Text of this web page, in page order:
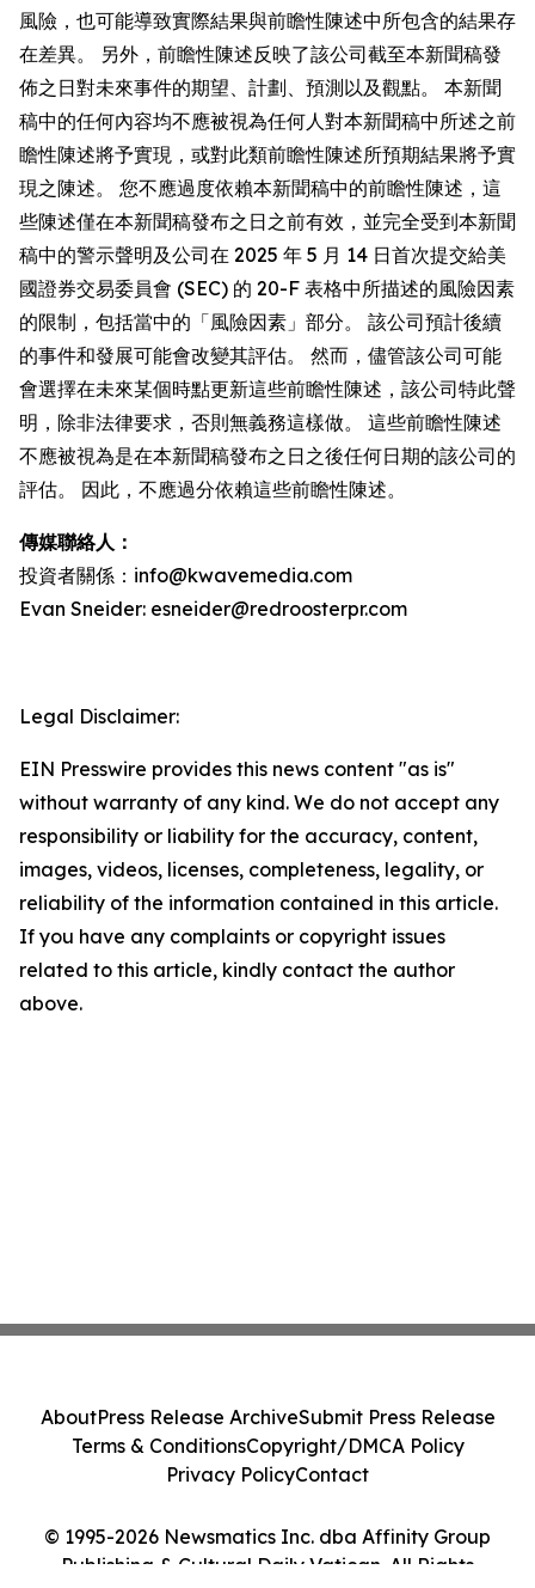
風險，也可能導致實際結果與前瞻性陳述中所包含的結果存
在差異。 另外，前瞻性陳述反映了該公司截至本新聞稿發
佈之日對未來事件的期望、計劃、預測以及觀點。 本新聞
稿中的任何內容均不應被視為任何人對本新聞稿中所述之前
瞻性陳述將予實現，或對此類前瞻性陳述所預期結果將予實
現之陳述。 您不應過度依賴本新聞稿中的前瞻性陳述，這
些陳述僅在本新聞稿發布之日之前有效，並完全受到本新聞
稿中的警示聲明及公司在 2025 年 5 月 14 日首次提交給美
國證券交易委員會 (SEC) 的 20-F 表格中所描述的風險因素
的限制，包括當中的「風險因素」部分。 該公司預計後續
的事件和發展可能會改變其評估。 然而，儘管該公司可能
會選擇在未來某個時點更新這些前瞻性陳述，該公司特此聲
明，除非法律要求，否則無義務這樣做。 這些前瞻性陳述
不應被視為是在本新聞稿發布之日之後任何日期的該公司的
評估。 因此，不應過分依賴這些前瞻性陳述。
傳媒聯絡人：
投資者關係：info@kwavemedia.com
Evan Sneider: esneider@redroosterpr.com
Legal Disclaimer:
EIN Presswire provides this news content "as is"
without warranty of any kind. We do not accept any
responsibility or liability for the accuracy, content,
images, videos, licenses, completeness, legality, or
reliability of the information contained in this article.
If you have any complaints or copyright issues
related to this article, kindly contact the author
above.
© 1995-2026 Newsmatics Inc. dba Affinity Group
Publishing & Cultural Daily Vatican. All Rights
AboutPress Release ArchiveSubmit Press Release
Terms & ConditionsCopyright/DMCA Policy
Privacy PolicyContact